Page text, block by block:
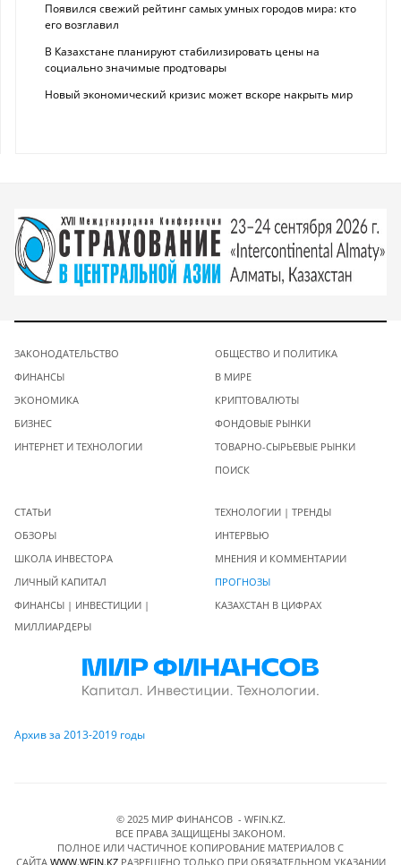
Появился свежий рейтинг самых умных городов мира: кто
его возглавил
В Казахстане планируют стабилизировать цены на
социально значимые продтовары
Новый экономический кризис может вскоре накрыть мир
ЗАКОНОДАТЕЛЬСТВО
ФИНАНСЫ
ЭКОНОМИКА
БИЗНЕС
ИНТЕРНЕТ И ТЕХНОЛОГИИ
ОБЩЕСТВО И ПОЛИТИКА
В МИРЕ
КРИПТОВАЛЮТЫ
ФОНДОВЫЕ РЫНКИ
ТОВАРНО-СЫРЬЕВЫЕ РЫНКИ
ПОИСК
СТАТЬИ
ОБЗОРЫ
ШКОЛА ИНВЕСТОРА
ЛИЧНЫЙ КАПИТАЛ
ФИНАНСЫ | ИНВЕСТИЦИИ |
МИЛЛИАРДЕРЫ
ТЕХНОЛОГИИ | ТРЕНДЫ
ИНТЕРВЬЮ
МНЕНИЯ И КОММЕНТАРИИ
ПРОГНОЗЫ
КАЗАХСТАН В ЦИФРАХ
Архив за 2013-2019 годы
© 2025 МИР ФИНАНСОВ - WFIN.KZ.
ВСЕ ПРАВА ЗАЩИЩЕНЫ ЗАКОНОМ.
ПОЛНОЕ ИЛИ ЧАСТИЧНОЕ КОПИРОВАНИЕ МАТЕРИАЛОВ C
САЙТА WWW.WFIN.KZРАЗРЕШЕНО ТОЛЬКО ПРИ ОБЯЗАТЕЛЬНОМ УКАЗАНИИ